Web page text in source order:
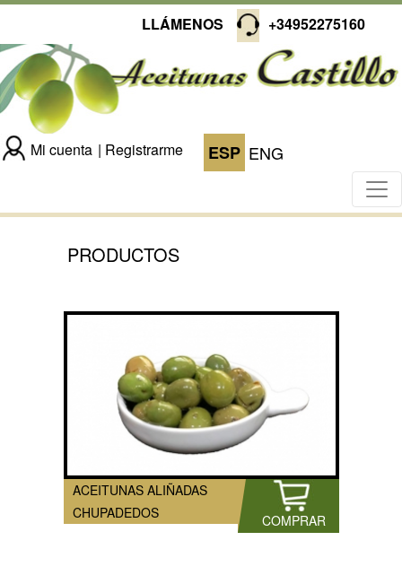
LLÁMENOS +34952275160
Mi cuenta Registrarme ESP ENG
PRODUCTOS
ACEITUNAS ALIÑADAS
CHUPADEDOS
COMPRAR